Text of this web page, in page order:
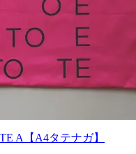
A【A4タテナガ】